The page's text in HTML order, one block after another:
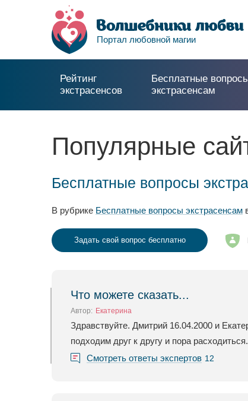
Портал любовной магии
Рейтинг
экстрасенсов
Бесплатные
экстрасенсам
Популярные
Бесплатные вопросы
В рубрике Бесплатные вопросы экстрасенсам
Задать свой вопрос бесплатно
Что можете сказать...
Автор: Екатерина
Здравствуйте. Дмитрий 16.04.2000 и
подходим друг к другу и пора
Смотреть ответы экспертов 12